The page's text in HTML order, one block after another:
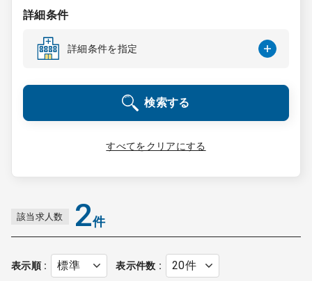
DtoDの転職・
コンサルタント
成功事例
転職ノウハウ
受付時間 9:00 ～ 18:00（平日）
0120-337-613
クリニック開業
詳細条件
詳細条件を指定
検索する
すべてをクリアにする
該当求人数 2件
表示順 表示件数